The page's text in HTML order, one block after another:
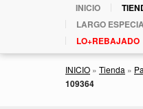
INICIO
LARGO
LO+REBAJADO
INICIO » Tienda »
109364